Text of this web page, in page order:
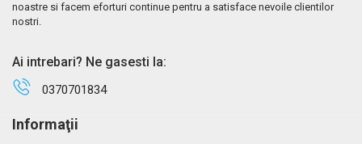
noastre si facem eforturi continue pentru a satisface nevoile clientilor
nostri.
Ai intrebari? Ne gasesti la:
0370701834
Informaţii